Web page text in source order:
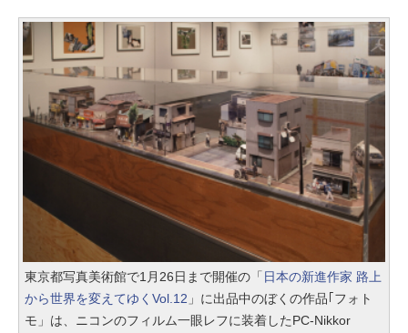
東京都写真美術館で1月26日まで開催の「日本の新進作家 路上
から世界を変えてゆくVol.12 」に出品中のぼくの作品｢フォト
モ」は、ニコンのフィルム一眼レフに装着したPC-Nikkor